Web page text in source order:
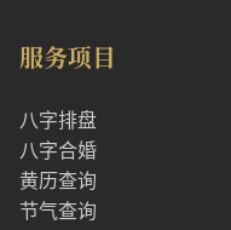
服务项目
八字排盘
八字合婚
黄历查询
节气查询